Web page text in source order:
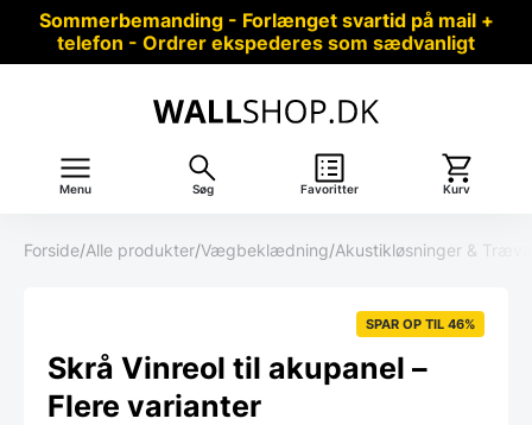
Sommerbemanding - Forlænget svartid på mail +
telefon - Ordrer ekspederes som sædvanligt
Menu Søg Favoritter Kurv
Forside/Alle produkter/Vægbeklædning/Akustikløsninger &
SPAR OP TIL 46%
Skrå Vinreol til akupanel –
Flere varianter